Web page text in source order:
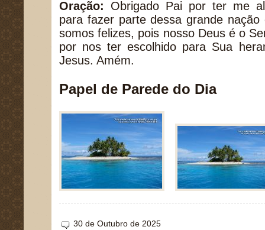
Oração: Obrigado Pai por ter me
para fazer parte dessa grande
somos felizes, pois nosso Deus é o
por nos ter escolhido para Sua
Jesus. Amém.
Papel de Parede do Dia
30 de Outubro de 2025